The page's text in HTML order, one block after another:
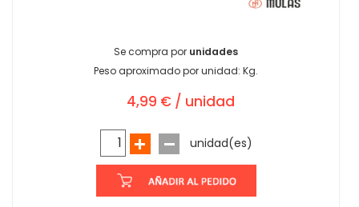
Se compra por unidades
Peso aproximado por unidad:Kg.
4,99 € / unidad
unidad(es)